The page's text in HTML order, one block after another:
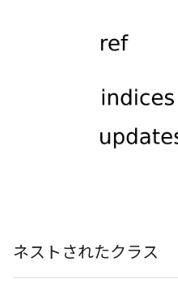
ネストされたクラス